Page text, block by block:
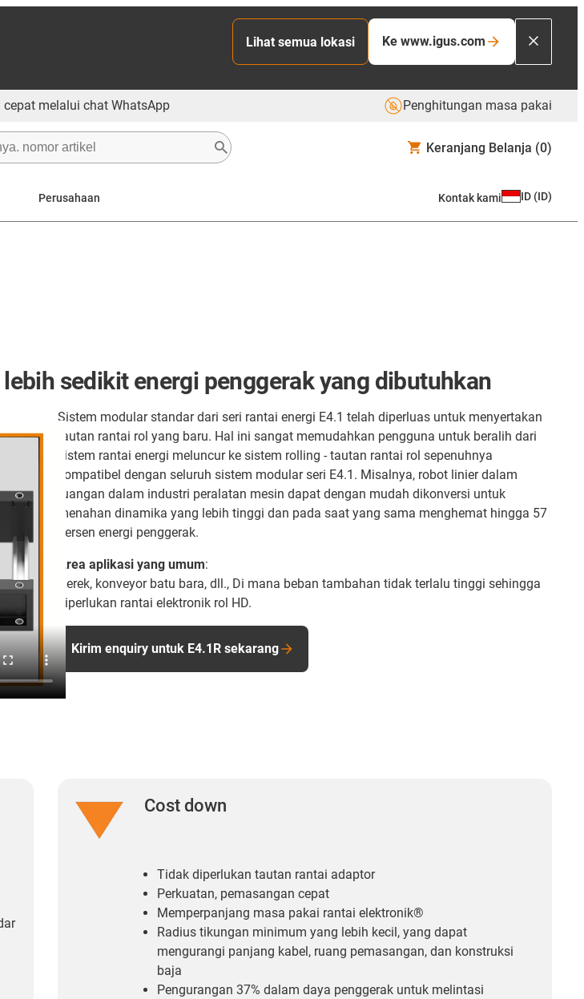
Lihat semua lokasi Ke www.igus.com
cepat melalui chat WhatsApp Penghitungan masa pakai
Keranjang Belanja (0)
Perusahaan Kontak kami ID (ID)
sedikit energi penggerak yang dibutuhkan
Sistem modular standar dari seri rantai energi E4.1 telah diperluas untuk menyertakan
tautan rantai rol yang baru. Hal ini sangat memudahkan pengguna untuk beralih dari
sistem rantai energi meluncur ke sistem rolling - tautan rantai rol sepenuhnya
kompatibel dengan seluruh sistem modular seri E4.1. Misalnya, robot linier dalam
ruangan dalam industri peralatan mesin dapat dengan mudah dikonversi untuk
menahan dinamika yang lebih tinggi dan pada saat yang sama menghemat hingga 57
persen energi penggerak.
Area aplikasi yang umum:
Derek, konveyor batu bara, dll., Di mana beban tambahan tidak terlalu tinggi sehingga
diperlukan rantai elektronik rol HD.
Kirim enquiry untuk E4.1R sekarang
Cost down
Tidak diperlukan tautan rantai adaptor
Perkuatan, pemasangan cepat
Memperpanjang masa pakai rantai elektronik®
Radius tikungan minimum yang lebih kecil, yang dapat
mengurangi panjang kabel, ruang pemasangan, dan konstruksi
baja
Pengurangan 37% dalam daya penggerak untuk melintasi